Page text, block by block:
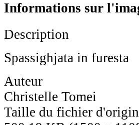
Informations sur
Description
Spassighjata in furesta
Auteur
Christelle Tomei
Taille du fichier